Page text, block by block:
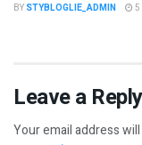
BY STYBLOGLIE_ADMIN 5
Leave a Reply
Your email address